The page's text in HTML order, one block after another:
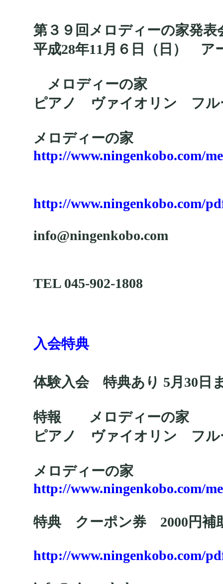
第３９回メロディーの家発表
平成28年11月６日（日） ア
メロディーの家
ピアノ ヴァイオリン フ
メロディーの家
http://www.ningenkobo.com/
http://www.ningenkobo.com/
info@ningenkobo.com
TEL 045-902-1808
入会特典
体験入会 特典あり 5月30日
特報 メロディーの家
ピアノ ヴァイオリン フ
メロディーの家
http://www.ningenkobo.com/
特典 クーポン券 2000円補
http://www.ningenkobo.com/